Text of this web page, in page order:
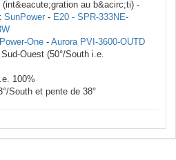
(int&eacute;gration au b&acirc;ti) -
SunPower - E20 - SPR-333NE-
Power-One - Aurora PVI-3600-OUTD
Ouest (50°/South i.e.
100%
°/South et pente de 38°